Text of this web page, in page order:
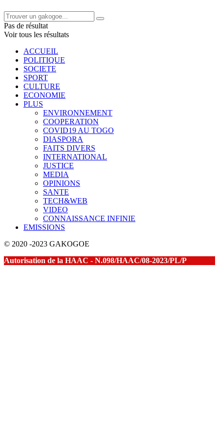
Pas de résultat
Voir tous les résultats
ACCUEIL
POLITIQUE
SOCIETE
SPORT
CULTURE
ECONOMIE
PLUS
ENVIRONNEMENT
COOPERATION
COVID19 AU TOGO
DIASPORA
FAITS DIVERS
INTERNATIONAL
JUSTICE
MEDIA
OPINIONS
SANTE
TECH&WEB
VIDEO
CONNAISSANCE INFINIE
EMISSIONS
© 2020 -2023 GAKOGOE
Autorisation de la HAAC - N.098/HAAC/08-2023/PL/P